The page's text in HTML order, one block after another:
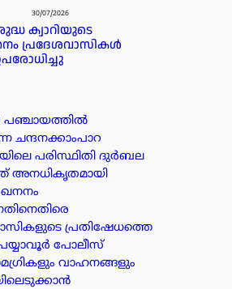
30/07/2026
ക്വാറിയുടെ
പ്രദേശവാസികൾ
പഞ്ചായത്തിൽ
ചന്ദനക്കാംപാറ
പരിസ്ഥിതി ദുർബല
അനധികൃതമായി
ഖനനം
പ്രതിഷേധത്തെ
പോലീസ്
വാഹനങ്ങളും